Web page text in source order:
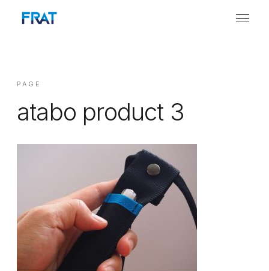
PAGE
atabo product 3